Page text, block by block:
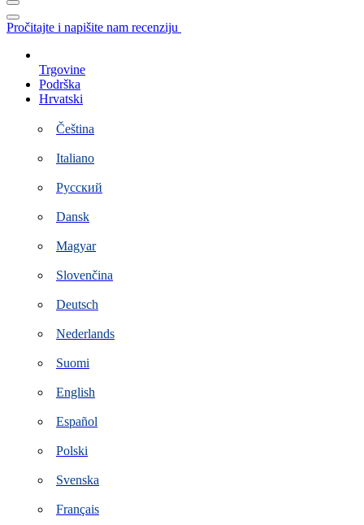
Pročitajte i napišite nam recenziju
Trgovine
Podrška
Hrvatski
Čeština
Italiano
Русский
Dansk
Magyar
Slovenčina
Deutsch
Nederlands
Suomi
English
Español
Polski
Svenska
Français